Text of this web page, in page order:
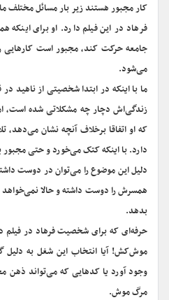
کار مجبور هستند زیر بار مسائل
فرهاد در این فیلم دارد. او برای
جامعه حرکت کند، مجبور است کارهایی
می‌شود.
ما با اینکه در ابتدا شخصیتی از ناهید
زندگی‌اش دچار چه مشکلاتی شده است،
که او اتفاقا برخلاف آنچه نشان می‌دهد،
دارد. با اینکه کتک می‌خورد و حتی
دلیل این موضوع را می‌توان در دوست
همسرش را دوست داشته و حالا
بدهد.
حرفه‌ای که برای شخصیت فرهاد در فیلم
موش‌کش! آیا انتخاب این شغل به
وجود آورد یا کدهایی که می‌تواند ذهن
مرگ موش.